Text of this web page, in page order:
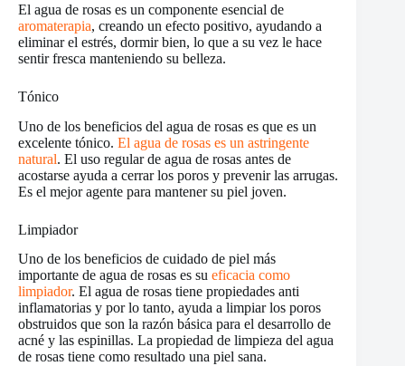
El agua de rosas es un componente esencial de
aromaterapia, creando un efecto positivo, ayudando a
eliminar el estrés, dormir bien, lo que a su vez le hace
sentir fresca manteniendo su belleza.
Tónico
Uno de los beneficios del agua de rosas es que es un
excelente tónico. El agua de rosas es un astringente
natural. El uso regular de agua de rosas antes de
acostarse ayuda a cerrar los poros y prevenir las arrugas.
Es el mejor agente para mantener su piel joven.
Limpiador
Uno de los beneficios de cuidado de piel más
importante de agua de rosas es su eficacia como
limpiador. El agua de rosas tiene propiedades anti
inflamatorias y por lo tanto, ayuda a limpiar los poros
obstruidos que son la razón básica para el desarrollo de
acné y las espinillas. La propiedad de limpieza del agua
de rosas tiene como resultado una piel sana.